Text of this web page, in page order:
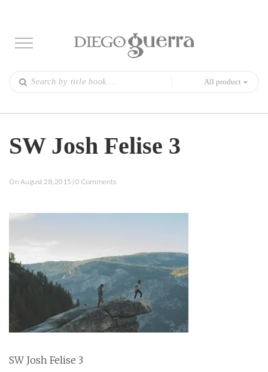
All product
SW Josh Felise 3
On August 28, 2015 | 0 Comments
SW Josh Felise 3